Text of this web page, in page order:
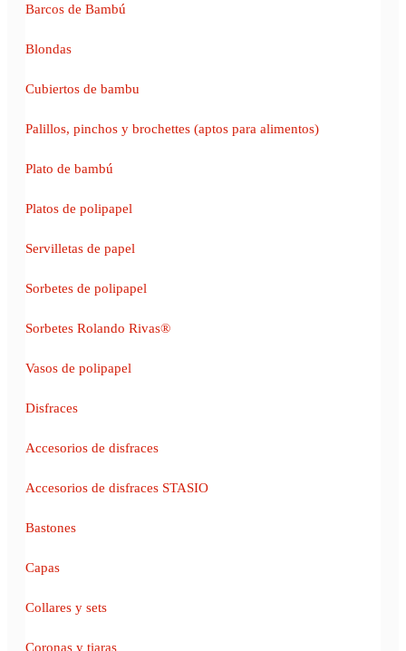
Barcos de Bambú
Blondas
Cubiertos de bambu
Palillos, pinchos y brochettes (aptos para alimentos)
Plato de bambú
Platos de polipapel
Servilletas de papel
Sorbetes de polipapel
Sorbetes Rolando Rivas®
Vasos de polipapel
Disfraces
Accesorios de disfraces
Accesorios de disfraces STASIO
Bastones
Capas
Collares y sets
Coronas y tiaras